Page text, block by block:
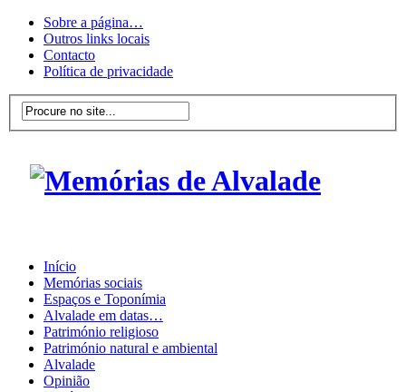
Sobre a página…
Outros links locais
Contacto
Política de privacidade
Início
Memórias sociais
Espaços e Toponímia
Alvalade em datas…
Património religioso
Património natural e ambiental
Alvalade
Opinião